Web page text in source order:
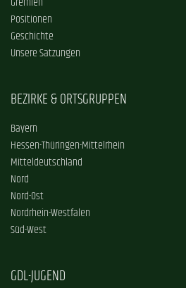
Positionen
Geschichte
Unsere Satzungen
BEZIRKE & ORTSGRUPPEN
Bayern
Hessen-Thüringen-Mittelrhein
Mitteldeutschland
Nord
Nord-Ost
Nordrhein-Westfalen
Süd-West
GDL-JUGEND